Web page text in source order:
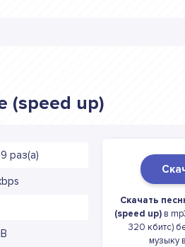
(speed up)
раз(а)
Скачать
(speed up) в
320 кбитс)
музыку